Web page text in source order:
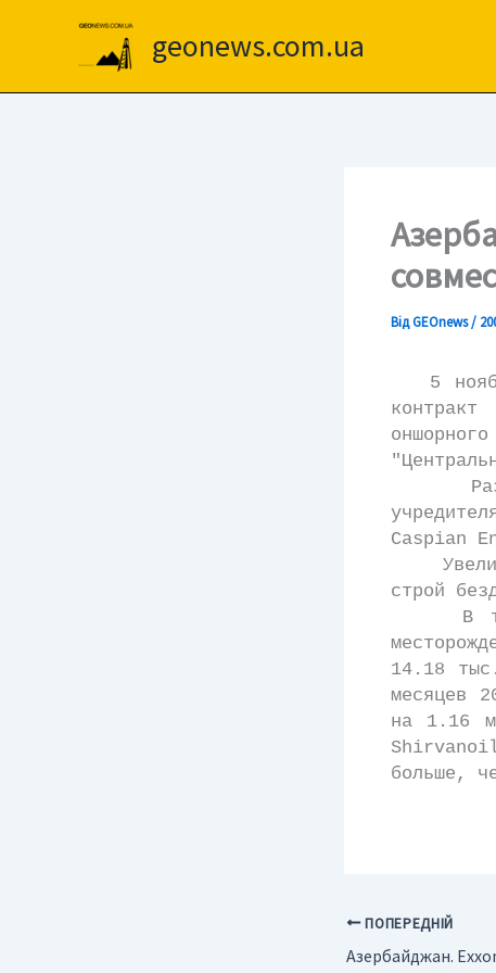
geonews.com.ua
ВідGEOnews/
5
Casрian
строй
В
14.18
месяцев
на 1.16
больше,
ПОПЕРЕДНІЙ